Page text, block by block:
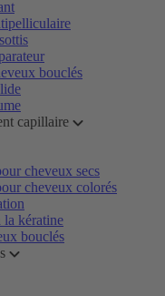
bouclés
capillaire
cheveux secs
cheveux colorés
la kératine
bouclés